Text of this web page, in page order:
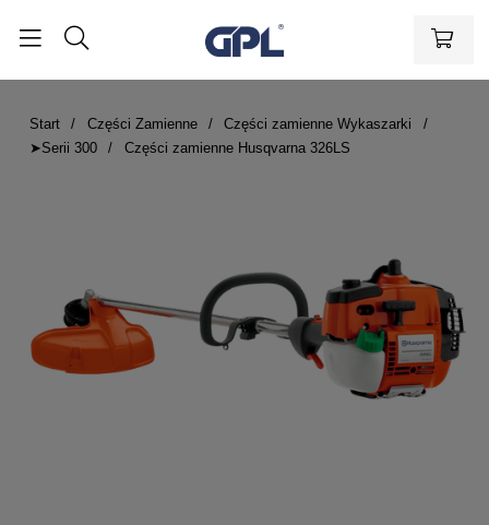
Start Części Zamienne
Części zamienne Wykaszarki
➤Serii 300
Części zamienne Husqvarna 326LS